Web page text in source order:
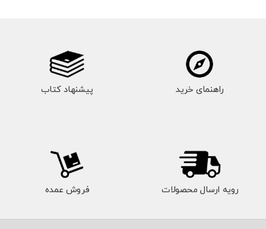
راهنمای خرید پیشنهاد کتاب
رویه ارسال محصولات فروش عمده